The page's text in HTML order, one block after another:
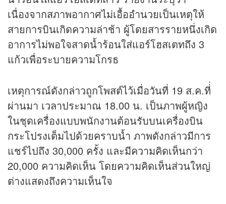
เนื่องจากสภาพอากาศไม่เอื้ออำนวยเป็นเหตุให้
สายการบินเกิดความล่าช้า ผู้โดยสารรายหนึ่งเกิด
อาการไม่พอใจสาดน้ำร้อนใส่แอร์โฮสเตทถึง 3
แก้วเพื่อระบายความโกรธ
เหตุการณ์ดังกล่าวถูกโพสต์ไว้เมื่อวันที่ 19 ส.ค.ที่่
ผ่านมา เวลาประมาณ 18.00 น. เป็นภาพผู้หญิง
ในชุดเครื่องแบบพนักงานต้อนรับบนเครื่องบิน
กระโปรงเต็มไปด้วยคราบน้ำ ภาพดังกล่าวมีการ
แชร์ไปถึง 30,000 ครั้ง และมีความคิดเห็นกว่า
20,000 ความคิดเห็น โดยความคิดเห็นส่วนใหญ่
ต่างแสดงถึงความเห็นใจ